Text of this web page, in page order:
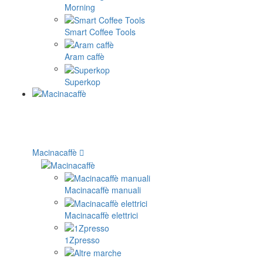
Morning
Smart Coffee Tools
Aram caffè
Superkop
Macinacaffè
Macinacaffè manuali
Macinacaffè elettrici
1Zpresso